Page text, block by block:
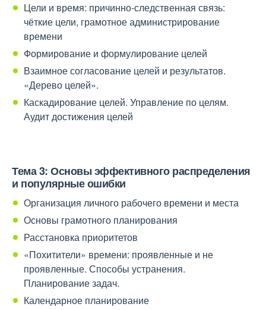
Цели и время: причинно-следственная связь:
чёткие цели, грамотное администрирование
времени
Формирование и формулирование целей
Взаимное согласование целей и результатов.
«Дерево целей».
Каскадирование целей. Управление по целям.
Аудит достижения целей
Тема 3: Основы эффективного распределения
и популярные ошибки
Организация личного рабочего времени и места
Основы грамотного планирования
Расстановка приоритетов
«Похитители» времени: проявленные и не
проявленные. Способы устранения.
Планирование задач.
Календарное планирование